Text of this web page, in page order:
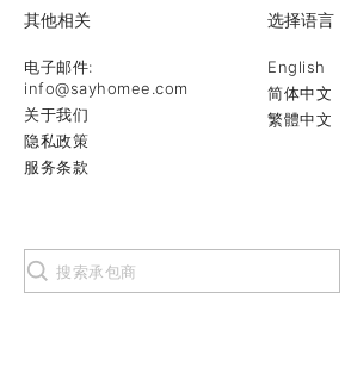
其他相关
电子邮件:
info@sayhomee.com
关于我们
隐私政策
服务条款
选择语言
English
简体中文
繁體中文